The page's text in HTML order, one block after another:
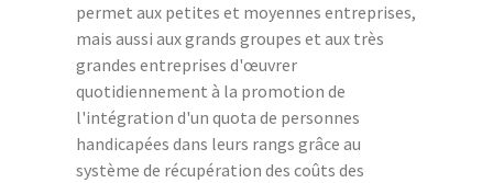
permet aux petites et moyennes entreprises,
mais aussi aux grands groupes et aux très
grandes entreprises d'œuvrer
quotidiennement à la promotion de
l'intégration d'un quota de personnes
handicapées dans leurs rangs grâce au
système de récupération des coûts des